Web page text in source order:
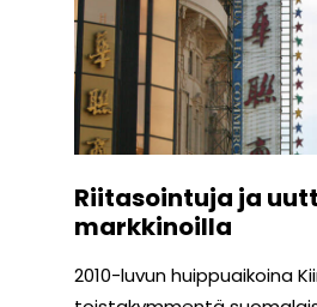
Riitasointuja ja
markkinoilla
2010-luvun huippuaikoina